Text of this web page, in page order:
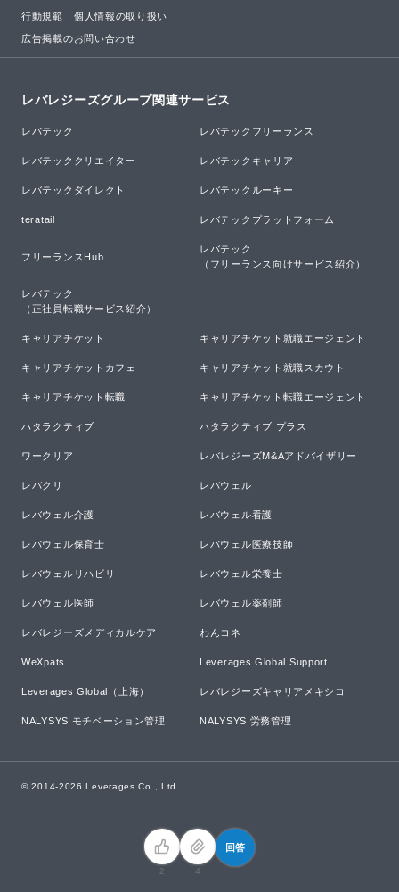
2 4
回答
行動規範 個人情報の取り扱い
広告掲載のお問い合わせ
レバレジーズグループ関連サービス
レバテック レバテックフリーランス
レバテッククリエイター レバテックキャリア
レバテックダイレクト レバテックルーキー
teratail レバテックプラットフォーム
フリーランスHub
レバテック
（フリーランス向けサービス紹介）
レバテック
（正社員転職サービス紹介）
キャリアチケット キャリアチケット就職エージェント
キャリアチケットカフェ キャリアチケット就職スカウト
キャリアチケット転職 キャリアチケット転職エージェント
ハタラクティブ ハタラクティブ プラス
ワークリア レバレジーズM&Aアドバイザリー
レバクリ レバウェル
レバウェル介護 レバウェル看護
レバウェル保育士 レバウェル医療技師
レバウェルリハビリ レバウェル栄養士
レバウェル医師 レバウェル薬剤師
レバレジーズメディカルケア わんコネ
WeXpats Leverages Global Support
Leverages Global（上海） レバレジーズキャリアメキシコ
NALYSYS モチベーション管理 NALYSYS 労務管理
© 2014-2026 Leverages Co., Ltd.